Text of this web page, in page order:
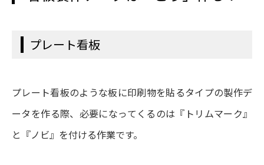
プレート看板
プレート看板のような板に印刷物を貼るタイプの製作デ
ータを作る際、必要になってくるのは『トリムマーク』
と『ノビ』を付ける作業です。